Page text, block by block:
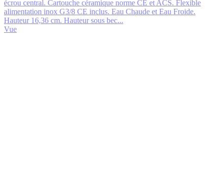
écrou central. Cartouche céramique norme CE et ACS. Flexible
alimentation inox G3/8 CE inclus. Eau Chaude et Eau Froide.
Hauteur 16,36 cm. Hauteur sous bec...
Vue